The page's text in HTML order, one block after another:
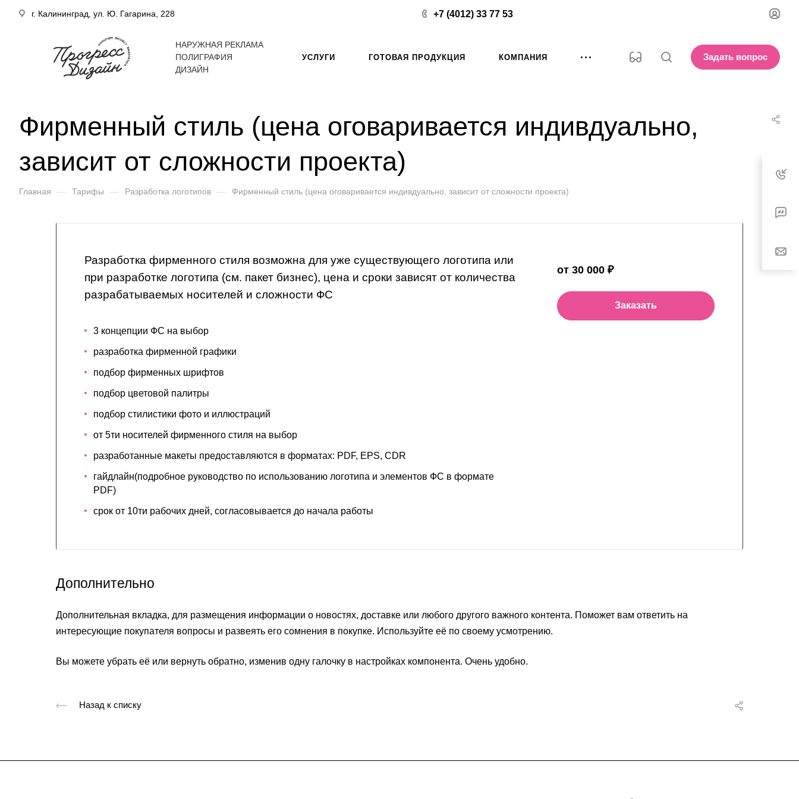
г. Калининград, ул. Ю. Гагарина, 228 +7 (4012) 33 77 53
НАРУЖНАЯ РЕКЛАМА
ПОЛИГРАФИЯ
ДИЗАЙН
УСЛУГИ ГОТОВАЯ ПРОДУКЦИЯ КОМПАНИЯ Задать вопрос
Фирменный стиль (цена оговаривается индивдуально,
зависит от сложности проекта)
Главная — Тарифы — Разработка логотипов — Фирменный стиль (цена оговаривается индивдуально, зависит от сложности проекта)
Разработка фирменного стиля возможна для уже существующего логотипа или
при разработке логотипа (см. пакет бизнес), цена и сроки зависят от количества
разрабатываемых носителей и сложности ФС
3 концепции ФС на выбор
разработка фирменной графики
подбор фирменных шрифтов
подбор цветовой палитры
подбор стилистики фото и иллюстраций
от 5ти носителей фирменного стиля на выбор
разработанные макеты предоставляются в форматах: PDF, EPS, CDR
гайдлайн(подробное руководство по использованию логотипа и элементов ФС в формате
PDF)
срок от 10ти рабочих дней, согласовывается до начала работы
от 30 000 ₽
Заказать
Дополнительно
Дополнительная вкладка, для размещения информации о новостях, доставке или любого другого важного контента. Поможет вам ответить на
интересующие покупателя вопросы и развеять его сомнения в покупке. Используйте её по своему усмотрению.
Вы можете убрать её или вернуть обратно, изменив одну галочку в настройках компонента. Очень удобно.
Назад к списку